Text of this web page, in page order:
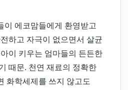
이 에코맘들에게 환영받고
하고 자극이 없으면서 살균
이 키우는 엄마들의 든든한
때문. 천연 재료의 정확한
화학세제를 쓰지 않고도